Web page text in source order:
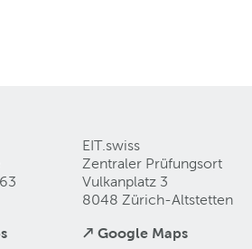
EIT.swiss
Zentraler Prüfungsort
Vulkanplatz 3
8048 Zürich-Altstetten
↗ Google Maps